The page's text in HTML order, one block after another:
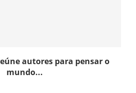
autores para pensar o
mundo...